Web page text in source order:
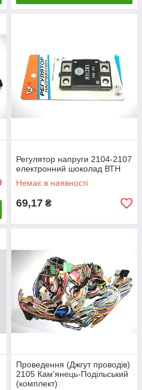
Регулятор напруги 2104-2107
електронний шоколад ВТН
Немає в наявності
69,17 ₴
Проведення (Джгут проводів)
2105 Кам'янець-Подільський
(комплект)